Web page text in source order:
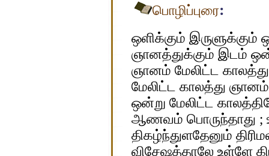
பொழிப்புரை:
ஒளிக்கும்
ஞானத்துக்கும் இடம்
ஞானம் மேலிட்ட
மேலிட்ட காலத்து ஞானம்
ஒன்று மேலிட்ட
ஆணவம் பொருந்தாது ;
திகழ்ந்துளதேனும்
விசேஷத்தாலே உள்ளே